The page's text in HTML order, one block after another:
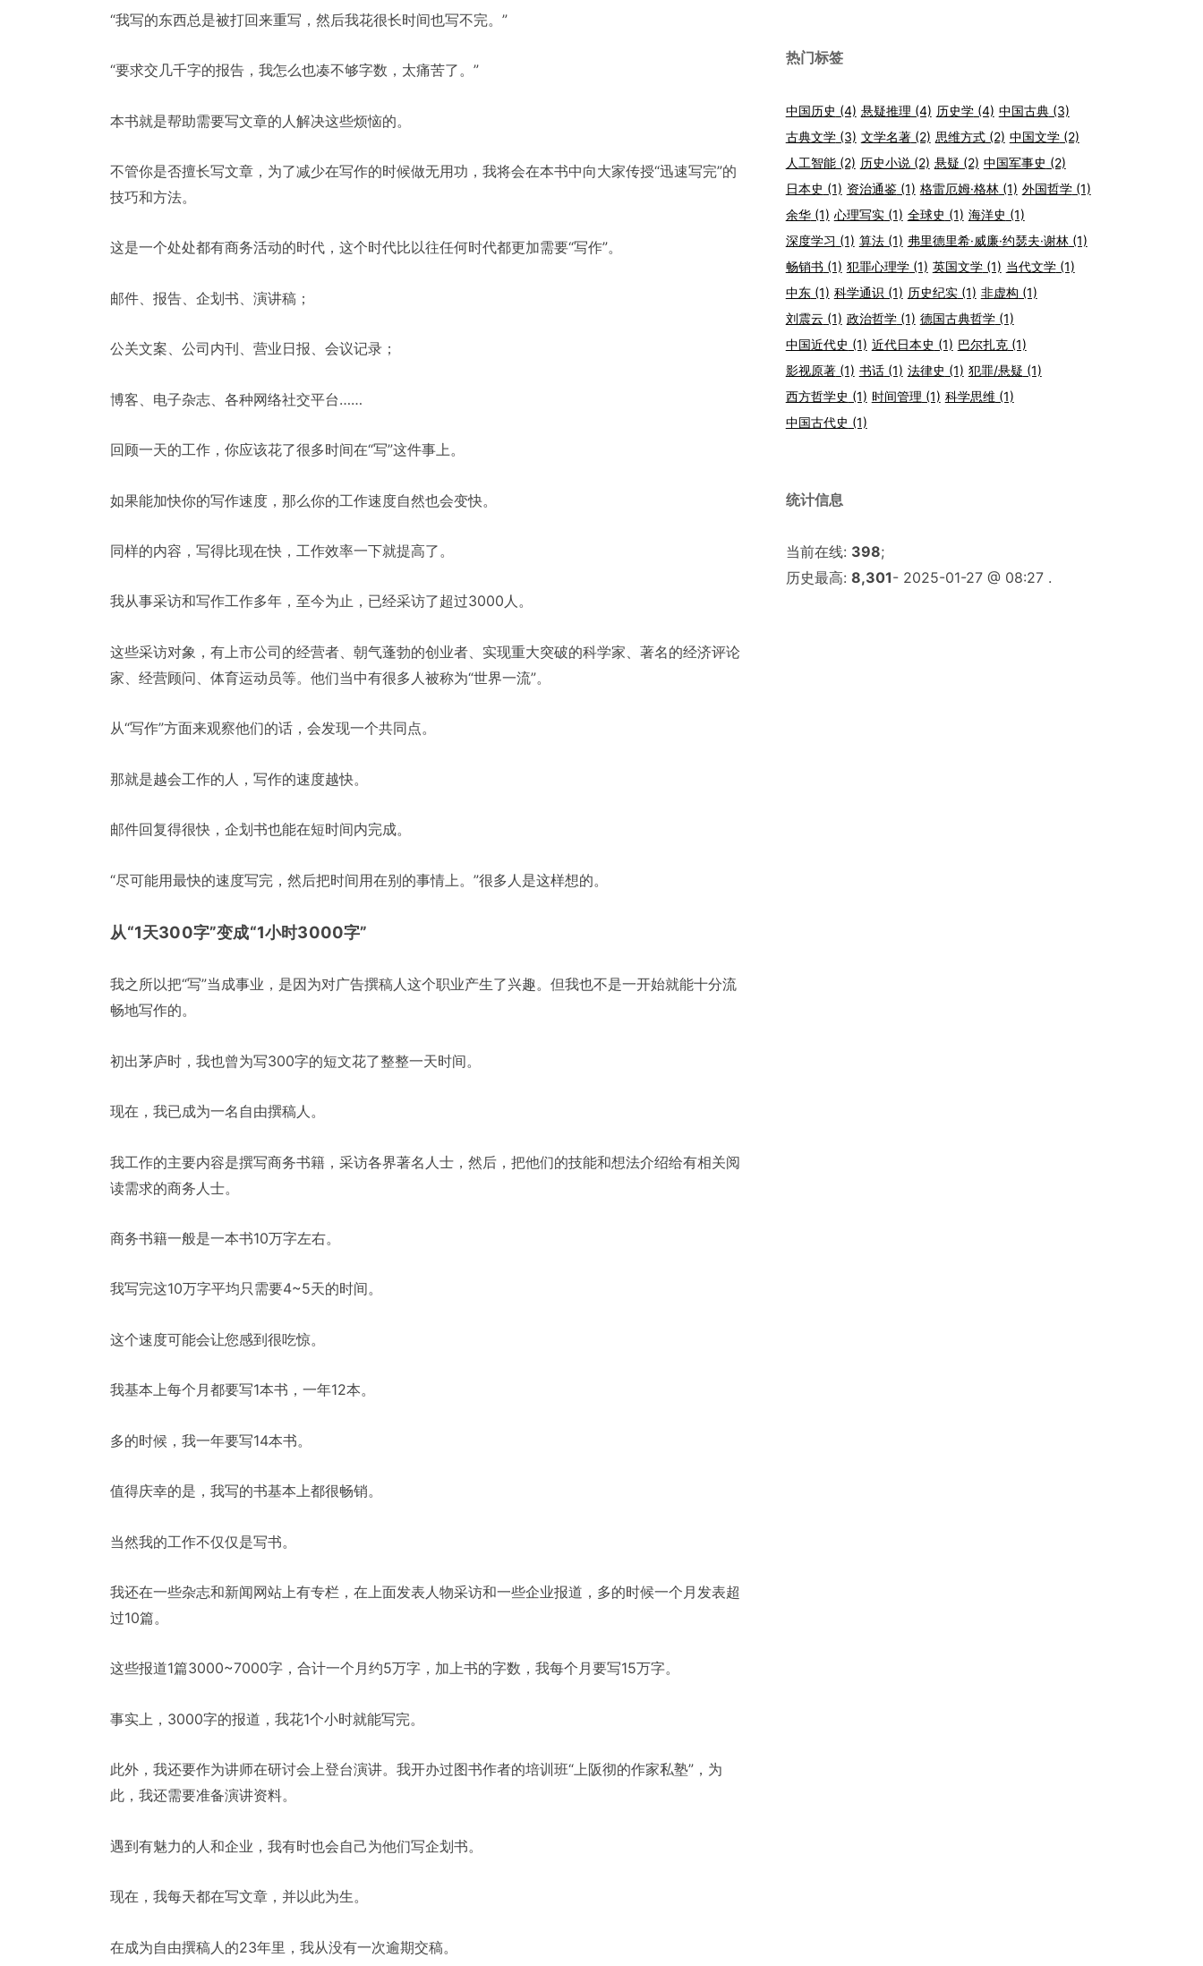
“我写的东西总是被打回来重写，然后我花很长时间也写不完。”
“要求交几千字的报告，我怎么也凑不够字数，太痛苦了。”
本书就是帮助需要写文章的人解决这些烦恼的。
不管你是否擅长写文章，为了减少在写作的时候做无用功，我将会在本书中向大家传授“迅速写完”的
技巧和方法。
这是一个处处都有商务活动的时代，这个时代比以往任何时代都更加需要“写作”。
邮件、报告、企划书、演讲稿；
公关文案、公司内刊、营业日报、会议记录；
博客、电子杂志、各种网络社交平台……
回顾一天的工作，你应该花了很多时间在“写”这件事上。
如果能加快你的写作速度，那么你的工作速度自然也会变快。
同样的内容，写得比现在快，工作效率一下就提高了。
我从事采访和写作工作多年，至今为止，已经采访了超过3000人。
这些采访对象，有上市公司的经营者、朝气蓬勃的创业者、实现重大突破的科学家、著名的经济评论
家、经营顾问、体育运动员等。他们当中有很多人被称为“世界一流”。
从“写作”方面来观察他们的话，会发现一个共同点。
那就是越会工作的人，写作的速度越快。
邮件回复得很快，企划书也能在短时间内完成。
“尽可能用最快的速度写完，然后把时间用在别的事情上。”很多人是这样想的。
从“1天300字”变成“1小时3000字”
我之所以把“写”当成事业，是因为对广告撰稿人这个职业产生了兴趣。但我也不是一开始就能十分流
畅地写作的。
初出茅庐时，我也曾为写300字的短文花了整整一天时间。
现在，我已成为一名自由撰稿人。
我工作的主要内容是撰写商务书籍，采访各界著名人士，然后，把他们的技能和想法介绍给有相关阅
读需求的商务人士。
商务书籍一般是一本书10万字左右。
我写完这10万字平均只需要4~5天的时间。
这个速度可能会让您感到很吃惊。
我基本上每个月都要写1本书，一年12本。
多的时候，我一年要写14本书。
值得庆幸的是，我写的书基本上都很畅销。
当然我的工作不仅仅是写书。
我还在一些杂志和新闻网站上有专栏，在上面发表人物采访和一些企业报道，多的时候一个月发表超
过10篇。
这些报道1篇3000~7000字，合计一个月约5万字，加上书的字数，我每个月要写15万字。
事实上，3000字的报道，我花1个小时就能写完。
此外，我还要作为讲师在研讨会上登台演讲。我开办过图书作者的培训班“上阪彻的作家私塾”，为
此，我还需要准备演讲资料。
遇到有魅力的人和企业，我有时也会自己为他们写企划书。
现在，我每天都在写文章，并以此为生。
在成为自由撰稿人的23年里，我从没有一次逾期交稿。
热门标签
中国历史 (4) 悬疑推理 (4) 历史学(4) 中国古典(3)
古典文学(3) 文学名著(2) 思维方式(2) 中国文学(2)
人工智能(2) 历史小说(2) 悬疑 (2) 中国军事史 (2)
日本史 (1) 资治通鉴(1) 格雷厄姆·格林(1) 外国哲学(1)
余华(1) 心理写实(1) 全球史 (1) 海洋史 (1)
深度学习 (1) 算法(1) 弗里德里希·威廉·约瑟夫·谢林(1)
畅销书 (1) 犯罪心理学(1) 英国文学(1) 当代文学(1)
中东(1) 科学通识 (1) 历史纪实(1) 非虚构 (1)
刘震云 (1) 政治哲学(1) 德国古典哲学(1)
中国近代史 (1) 近代日本史 (1) 巴尔扎克(1)
影视原著(1) 书话(1) 法律史 (1) 犯罪/悬疑 (1)
西方哲学史 (1) 时间管理 (1) 科学思维(1)
中国古代史 (1)
统计信息
当前在线: 398;
历史最高: 8,301- 2025-01-27 @ 08:27 .